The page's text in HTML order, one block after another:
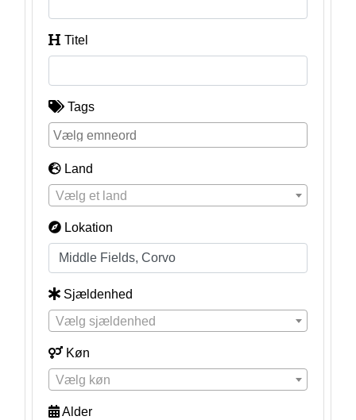
Titel
Tags
Land
Vælg et land
Lokation
Sjældenhed
Vælg sjældenhed
Køn
Vælg køn
Alder